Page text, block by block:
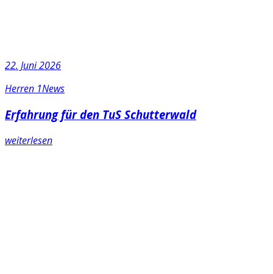
22. Juni 2026
Herren 1News
Erfahrung für den TuS Schutterwald
weiterlesen